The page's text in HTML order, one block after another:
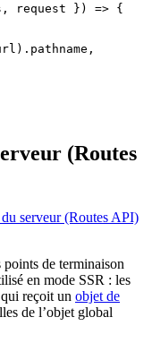
, request } )
=> {
) . pathname ,
(Routes
serveur (Routes API)
de terminaison
en mode SSR : les
qui reçoit un objet de
de l’objet global